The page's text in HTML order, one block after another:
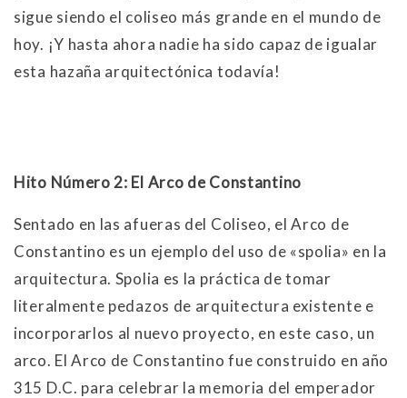
sigue siendo el coliseo más grande en el mundo de
hoy. ¡Y hasta ahora nadie ha sido capaz de igualar
esta hazaña arquitectónica todavía!
Hito Número 2: El Arco de Constantino
Sentado en las afueras del Coliseo, el Arco de
Constantino es un ejemplo del uso de «spolia» en la
arquitectura. Spolia es la práctica de tomar
literalmente pedazos de arquitectura existente e
incorporarlos al nuevo proyecto, en este caso, un
arco. El Arco de Constantino fue construido en año
315 D.C. para celebrar la memoria del emperador